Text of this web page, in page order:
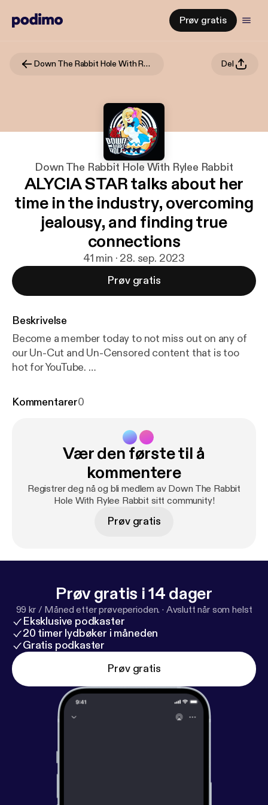
Prøv gratis
Down The Rabbit Hole With Rylee Rabbit Del
Down The Rabbit Hole With Rylee Rabbit
ALYCIA STAR talks about her
time in the industry, overcoming
jealousy, and finding true
connections
41 min · 28. sep. 2023
Prøv gratis
Beskrivelse
Become a member today to not miss out on any of
our Un-Cut and Un-Censored content that is too
hot for YouTube.
all platforms IG: @DownTheRabbitHole.tv Rylee IG:
Kommentarer0
Vær den første til å
kommentere
Registrer deg nå og bli medlem av Down The Rabbit
Hole With Rylee Rabbit sitt community!
Prøv gratis
Prøv gratis i 14 dager
99 kr / Måned etter prøveperioden. · Avslutt når som helst
Eksklusive podkaster
20 timer lydbøker i måneden
Gratis podkaster
Prøv gratis